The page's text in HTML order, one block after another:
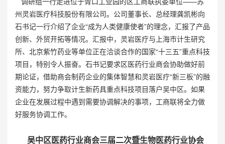
州灵岩医疗科技股份有限公司。公司董事长、总经理龚凯彬向
石书记一行介绍了企业“成为人类健康使者”的理念，汇报了产品
创新、外贸开拓等情况。汇报中，灵岩医疗与上海市计生研究
所、北京紫竹药业等单位正在洽谈合作的国家“十三五”重点科技
项目，特别令人振奋。石书记要求区医药行业商会协助做好前
期论证，借助商会制药企业的集体智慧和灵岩医疗“新三板”的融
资能力，努力争取计生新药具重点科技项目落户吴中区。如果
企业在发展过程中遇到需要协调解决的事项，工商联将全力做
好服务协调工作。
吴中区医药行业商会三届二次暨生物医药行业协会